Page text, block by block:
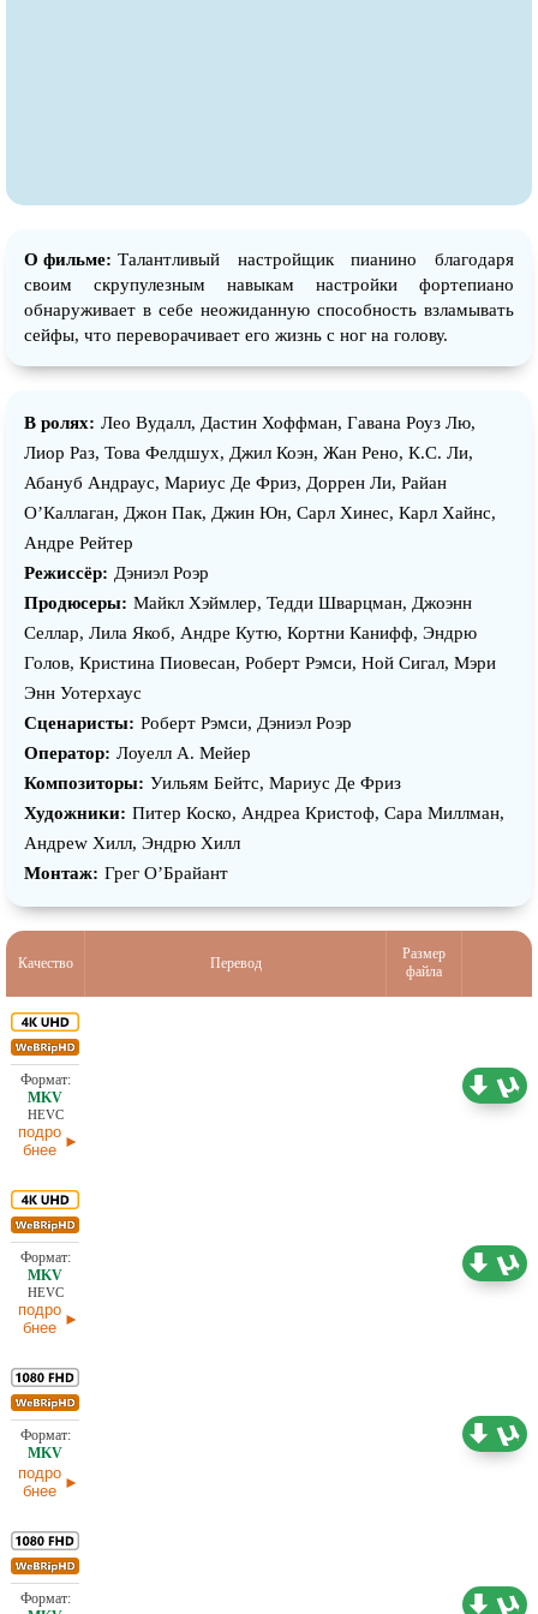
О фильме: Талантливый настройщик пианино благодаря
своим скрупулезным навыкам настройки фортепиано
обнаруживает в себе неожиданную способность взламывать
сейфы, что переворачивает его жизнь с ног на голову.
В ролях: Лео Вудалл, Дастин Хоффман, Гавана Роуз Лю,
Лиор Раз, Това Фелдшух, Джил Коэн, Жан Рено, К.С. Ли,
Абануб Андраус, Мариус Де Фриз, Доррен Ли, Райан
О’Каллаган, Джон Пак, Джин Юн, Cарл Хинес, Карл Хайнс,
Андре Рейтер
Режиссёр: Дэниэл Роэр
Продюсеры: Майкл Хэймлер, Тедди Шварцман, Джоэнн
Селлар, Лила Якоб, Андре Кутю, Кортни Канифф, Эндрю
Голов, Кристина Пиовесан, Роберт Рэмси, Ной Сигал, Мэри
Энн Уотерхаус
Сценаристы: Роберт Рэмси, Дэниэл Роэр
Оператор: Лоуелл А. Мейер
Композиторы: Уильям Бейтс, Мариус Де Фриз
Художники: Питер Коско, Андреа Кристоф, Сара Миллман,
Андреw Хилл, Эндрю Хилл
Монтаж: Грег О’Брайант
Качество Перевод
Размер
файла
HEVC
подро
бнее
HEVC
подро
бнее
подро
бнее